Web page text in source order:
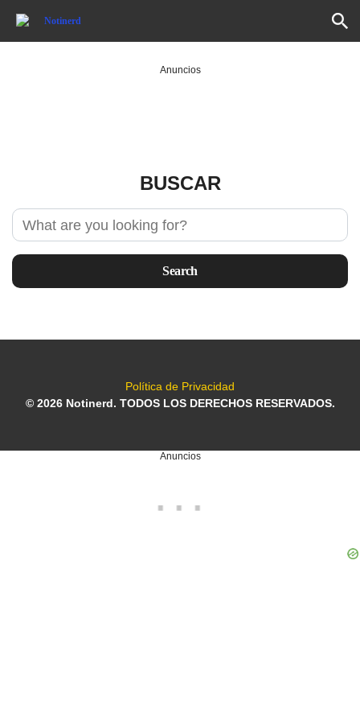
Anuncios
BUSCAR
Search
Política de Privacidad
© 2026 Notinerd. TODOS LOS DERECHOS RESERVADOS.
Anuncios